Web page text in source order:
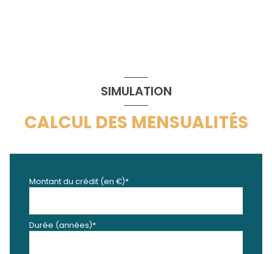
SIMULATION
CALCUL DES MENSUALITÉS
Montant du crédit (en €)*
Durée (années)*